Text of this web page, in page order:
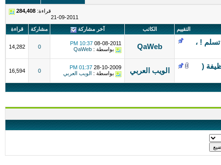
قراءة: 284,408
21-09-2011
التقييم
الكاتب آخر مشاركة مشاركة قراءة
! ،
QaWeb
08-08-2011
10:37 PM
بواسطة : QaWeb
0
14,282
(
الويب العربي 28-10-2009
01:37 PM
بواسطة :
الويب العربي 0
16,594